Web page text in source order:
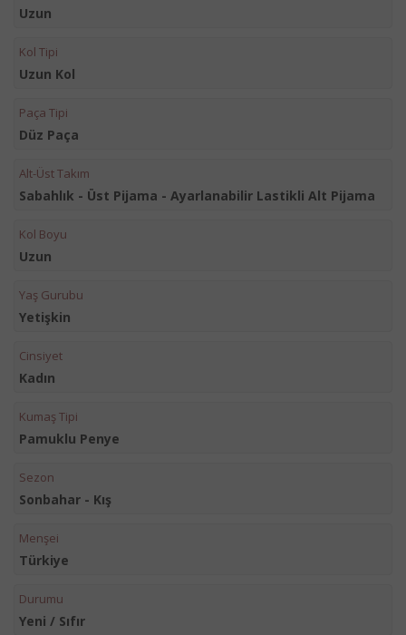
Uzun
Kol Tipi
Uzun Kol
Paça Tipi
Düz Paça
Alt-Üst Takım
Sabahlık - Üst Pijama - Ayarlanabilir Lastikli Alt Pijama
Kol Boyu
Uzun
Yaş Gurubu
Yetişkin
Cinsiyet
Kadın
Kumaş Tipi
Pamuklu Penye
Sezon
Sonbahar - Kış
Menşei
Türkiye
Durumu
Yeni / Sıfır